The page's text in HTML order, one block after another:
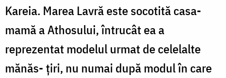
Kareia. Marea Lavră este socotită casa-
mamă a Athosului, întrucât ea a
reprezentat modelul urmat de celelalte
mănăs- ţiri, nu numai după modul în care